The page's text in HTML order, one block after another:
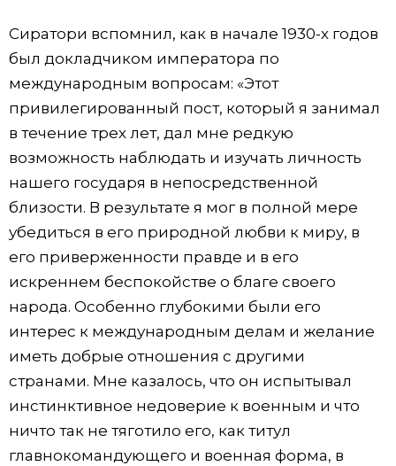
Сиратори вспомнил, как в начале 1930-х годов
был докладчиком императора по
международным вопросам: «Этот
привилегированный пост, который я занимал
в течение трех лет, дал мне редкую
возможность наблюдать и изучать личность
нашего государя в непосредственной
близости. В результате я мог в полной мере
убедиться в его природной любви к миру, в
его приверженности правде и в его
искреннем беспокойстве о благе своего
народа. Особенно глубокими были его
интерес к международным делам и желание
иметь добрые отношения с другими
странами. Мне казалось, что он испытывал
инстинктивное недоверие к военным и что
ничто так не тяготило его, как титул
главнокомандующего и военная форма, в